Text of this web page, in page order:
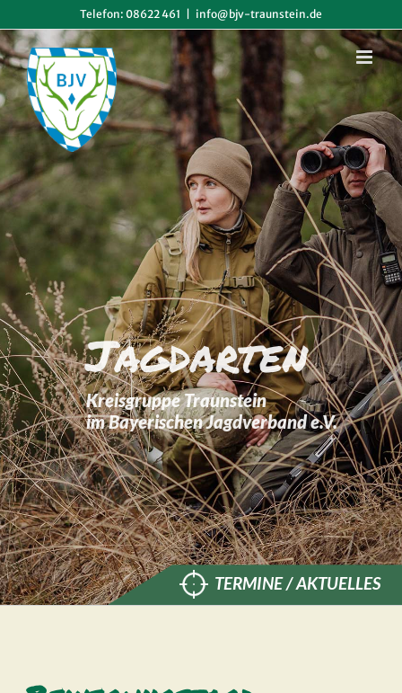
Inhalt
springen
Telefon: 08622 461 info@bjv-traunstein.de
Jagdarten
Kreisgruppe Traunstein
im Bayerischen Jagdverband e.V.
TERMINE / AKTUELLES